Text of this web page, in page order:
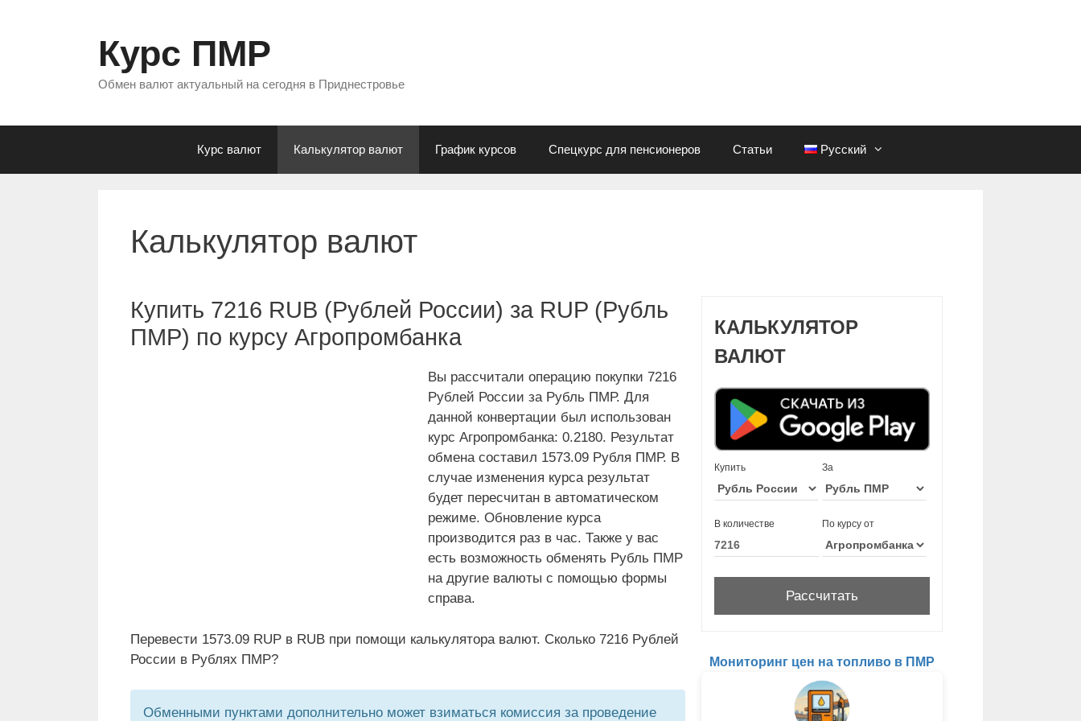
Курс ПМР
Обмен валют актуальный на сегодня в Приднестровье
Курс валют Калькулятор валют График курсов Спецкурс для пенсионеров Статьи Русский
Калькулятор валют
Купить 7216 RUB (Рублей России) за RUP (Рубль
ПМР) по курсу Агропромбанка
Вы рассчитали операцию покупки 7216
Рублей России за Рубль ПМР. Для
данной конвертации был использован
курс Агропромбанка: 0.2180. Результат
обмена составил 1573.09 Рубля ПМР. В
случае изменения курса результат
будет пересчитан в автоматическом
режиме. Обновление курса
производится раз в час. Также у вас
есть возможность обменять Рубль ПМР
на другие валюты с помощью формы
справа.
Перевести 1573.09 RUP в RUB при помощи калькулятора валют. Сколько 7216 Рублей
России в Рублях ПМР?
Обменными пунктами дополнительно может взиматься комиссия за проведение
КАЛЬКУЛЯТОР
ВАЛЮТ
Купить За
В количестве По курсу от
Мониторинг цен на топливо в ПМР